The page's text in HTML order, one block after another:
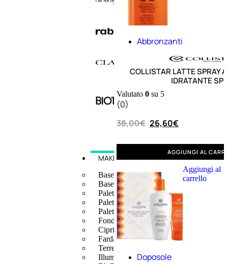
MAKE UP
Base/ Primer Occhi
Base/ Primer Viso
Palette E Cofanetti Occhi
Palette E Cofanetti Viso
Palette E Cofanetti Labbra
Fondotinta
Cipria
Fard/Blush
Terre Abbronzanti
Illuminante Viso
Abbronzanti
COLLISTAR LATTE SPRAY
IDRATANTE
Valutato 0 su 5
(0)
38,00€ 26,60€
AGGIUNGI AL
Aggiungi al
carrello
Doposole